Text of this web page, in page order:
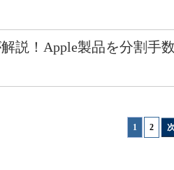
解説！Apple製品を分割手
1 2